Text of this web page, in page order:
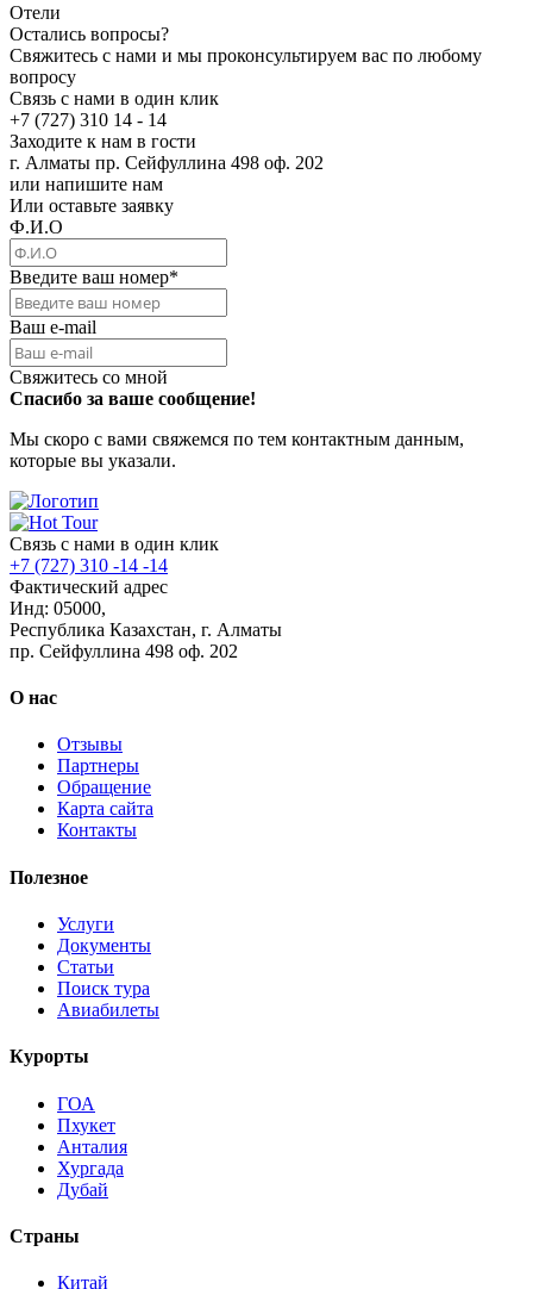
Отели
Остались вопросы?
Свяжитесь с нами и мы проконсультируем вас по любому
вопросу
Связь с нами в один клик
+7 (727) 310 14 - 14
Заходите к нам в гости
г. Алматы пр. Сейфуллина 498 оф. 202
или напишите нам
Или оставьте заявку
Ф.И.О
Введите ваш номер*
Ваш e-mail
Свяжитесь со мной
Спасибо за ваше сообщение!
Мы скоро с вами свяжемся по тем контактным данным,
которые вы указали.
Связь с нами в один клик
+7 (727) 310 -14 -14
Фактический адрес
Инд: 05000,
Республика Казахстан, г. Алматы
пр. Сейфуллина 498 оф. 202
О нас
Отзывы
Партнеры
Обращение
Карта сайта
Контакты
Полезное
Услуги
Документы
Статьи
Поиск тура
Авиабилеты
Курорты
ГОА
Пхукет
Анталия
Хургада
Дубай
Страны
Китай